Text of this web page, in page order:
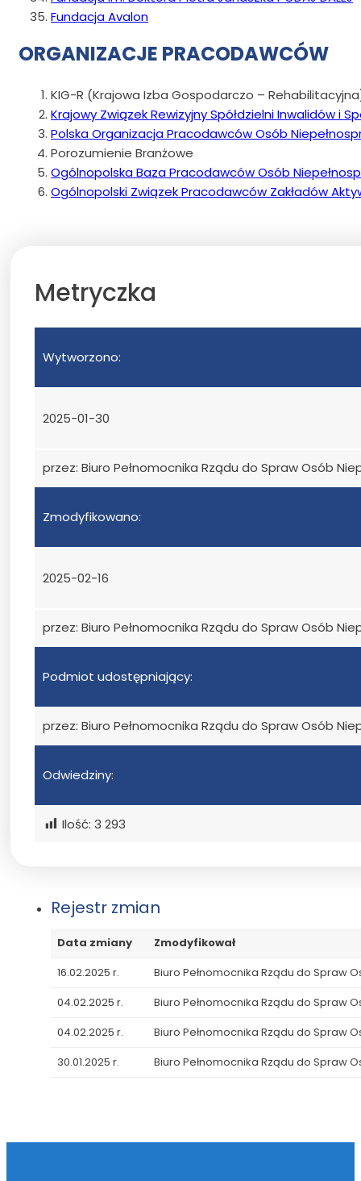
Fundacja Avalon
ORGANIZACJE PRACODAWCÓW
KIG-R (Krajowa Izba Gospodarczo –
Krajowy Związek Rewizyjny Spółdzielni Inwalidów i
Polska Organizacja Pracodawców Osób
Porozumienie Branżowe
Ogólnopolska Baza Pracodawców Osób
Ogólnopolski Związek Pracodawców Zakładów
Metryczka
Wytworzono:
2025-01-30
przez: Biuro Pełnomocnika Rządu do Spraw Osób
Zmodyfikowano:
2025-02-16
przez: Biuro Pełnomocnika Rządu do Spraw Osób
Podmiot udostępniający:
przez: Biuro Pełnomocnika Rządu do Spraw Osób
Odwiedziny:
Ilość: 3 293
Rejestr zmian
Data zmiany
Zmodyfikował
16.02.2025 r.
Biuro Pełnomocnika Rządu do Spraw
04.02.2025 r.
Biuro Pełnomocnika Rządu do Spraw
04.02.2025 r.
Biuro Pełnomocnika Rządu do Spraw
30.01.2025 r.
Biuro Pełnomocnika Rządu do Spraw